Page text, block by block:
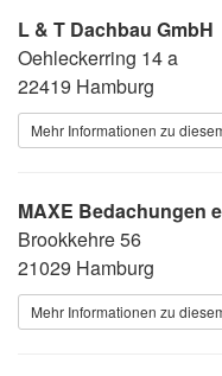
L & T Dachbau GmbH
Oehleckerring 14 a
22419 Hamburg
Mehr Informationen zu
MAXE Bedachungen
Brookkehre 56
21029 Hamburg
Mehr Informationen zu